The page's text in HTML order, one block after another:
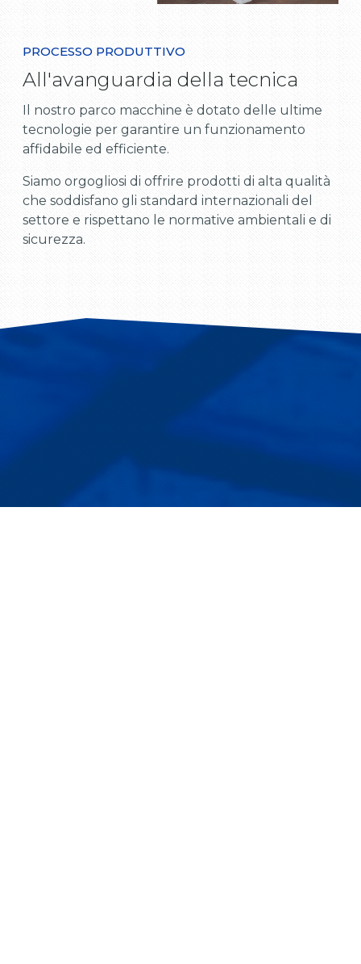
PROCESSO PRODUTTIVO
All'avanguardia della tecnica
Il nostro parco macchine è dotato delle ultime
tecnologie per garantire un funzionamento
affidabile ed efficiente.
Siamo orgogliosi di offrire prodotti di alta qualità
che soddisfano gli standard internazionali del
settore e rispettano le normative ambientali e di
sicurezza.